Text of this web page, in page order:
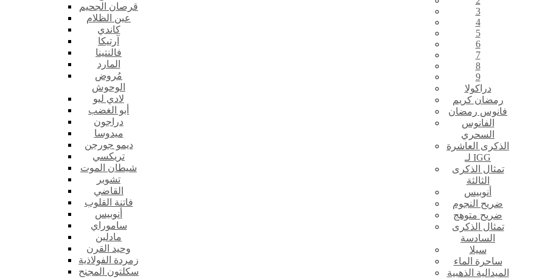
قرصان الجحيم
عين الظلام
كاندي
آرتيكا
فالنتينا
المارد
مُروض
الوحوش
لادي ليو
أبو الغضب
دراجون
ميدوسا
ديمو جورجن
تريكسي
شيطان الموت
تشوبر
القاضي
فاتنة القلوب
أنوبيس
ساموراي
مادلين
وحيد القرن
زمردة الفولاذية
سكلتون المجنح
3
4
5
6
7
8
9
دراكولا
رمضان كريم
فانوس رمضان
الفانوس
السحري
الذكرى العاشرة
لـ IGG
تمثال الذكرى
الثالثة
أنوبيس
ضريح النجوم
ضريح متوهج
تمثال الذكرى
السادسة
سيلا
ساحرة الماء
الميدالية الذهبية